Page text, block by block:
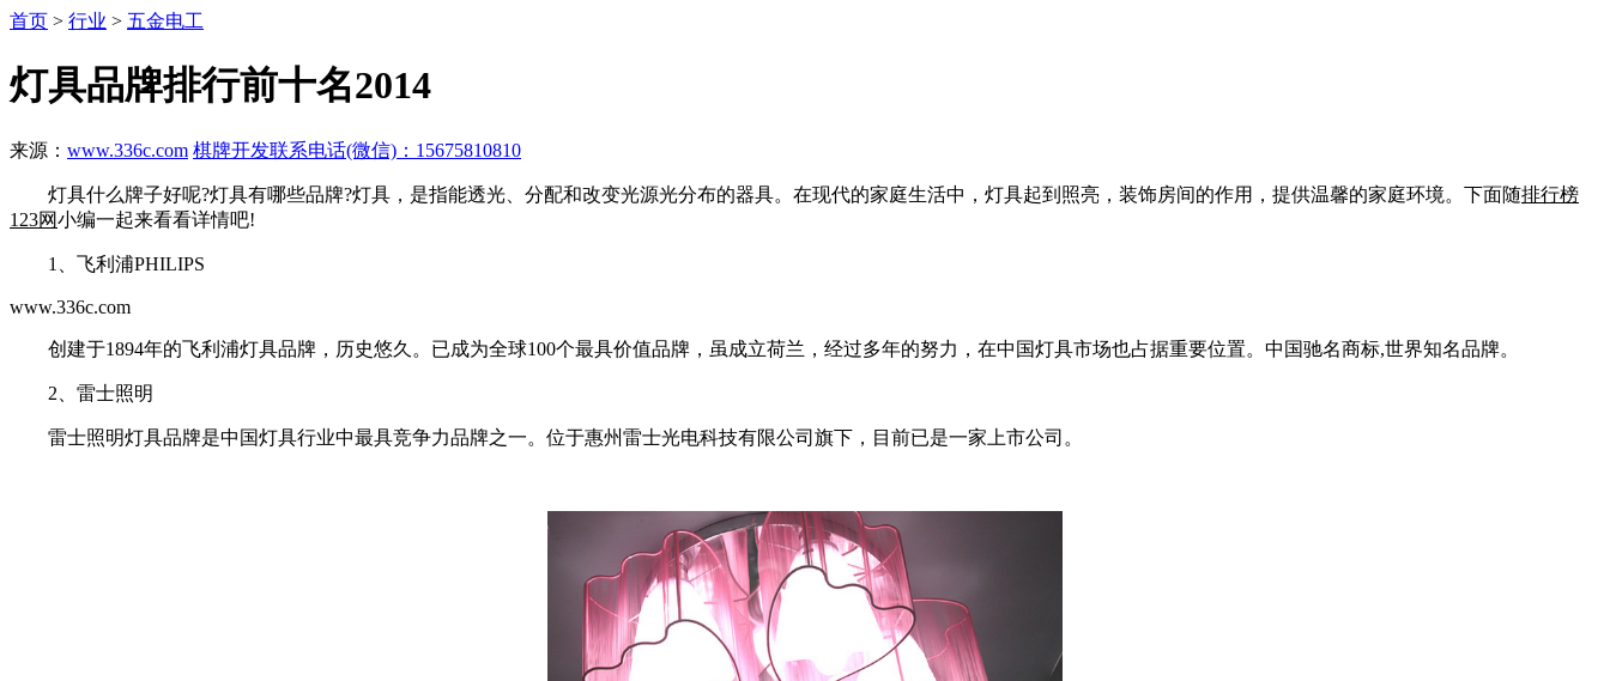
首页 > 行业 > 五金电工
灯具品牌排行前十名2014
来源： www.336c.com 棋牌开发联系电话(微信)：15675810810
灯具什么牌子好呢?灯具有哪些品牌?灯具，是指能透光、分配和改变光源光分布的器具。在现代的家庭生活中，灯具起到照亮，装饰房间的作用，提供温馨的家庭环境。下面随排行榜
123网小编一起来看看详情吧!
1、飞利浦PHILIPS
www.336c.com
创建于1894年的飞利浦灯具品牌，历史悠久。已成为全球100个最具价值品牌，虽成立荷兰，经过多年的努力，在中国灯具市场也占据重要位置。中国驰名商标,世界知名品牌。
2、雷士照明
雷士照明灯具品牌是中国灯具行业中最具竞争力品牌之一。位于惠州雷士光电科技有限公司旗下，目前已是一家上市公司。